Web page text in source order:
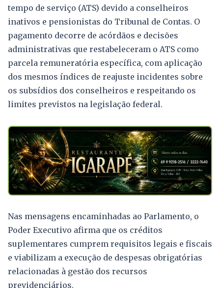
tempo de serviço (ATS) devido a conselheiros
inativos e pensionistas do Tribunal de Contas. O
pagamento decorre de acórdãos e decisões
administrativas que restabeleceram o ATS como
parcela remuneratória específica, com aplicação
dos mesmos índices de reajuste incidentes sobre
os subsídios dos conselheiros e respeitando os
limites previstos na legislação federal.
Nas mensagens encaminhadas ao Parlamento, o
Poder Executivo afirma que os créditos
suplementares cumprem requisitos legais e fiscais
e viabilizam a execução de despesas obrigatórias
relacionadas à gestão dos recursos
previdenciários.